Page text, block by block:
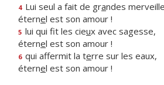
4 Lui seul a fait de grandes
éternel est son amour !
5 lui qui fit les cieux avec sagesse,
éternel est son amour !
6 qui affermit la terre sur les eaux,
éternel est son amour !